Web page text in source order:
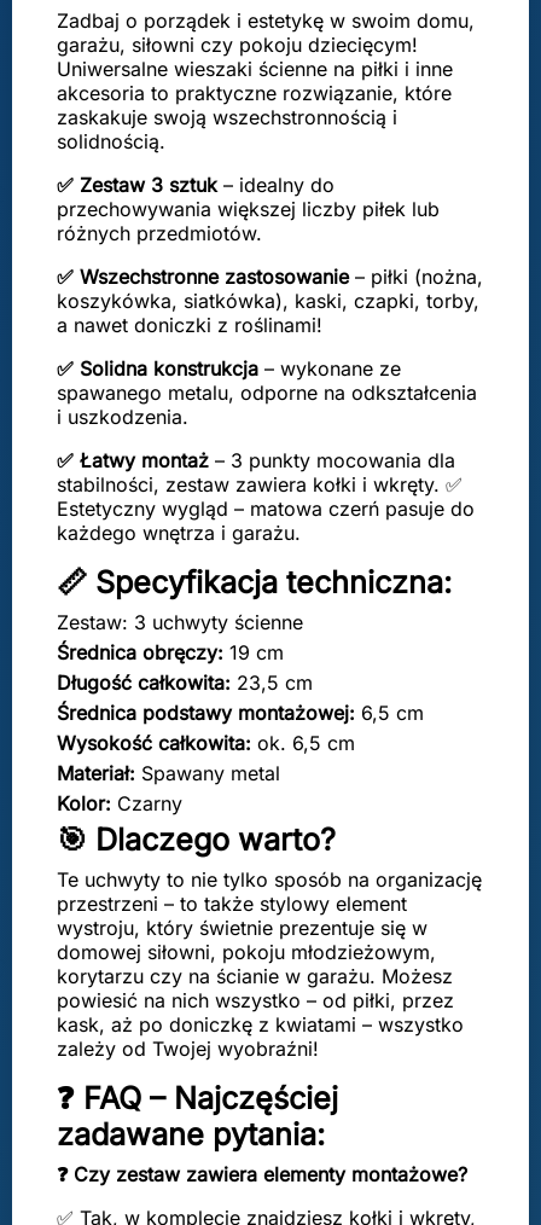
Zadbaj o porządek i estetykę w swoim domu,
garażu, siłowni czy pokoju dziecięcym!
Uniwersalne wieszaki ścienne na piłki i inne
akcesoria to praktyczne rozwiązanie, które
zaskakuje swoją wszechstronnością i
solidnością.
✅ Zestaw 3 sztuk– idealny do
przechowywania większej liczby piłek lub
różnych przedmiotów.
✅ Wszechstronne zastosowanie– piłki (nożna,
koszykówka, siatkówka), kaski, czapki, torby,
a nawet doniczki z roślinami!
✅ Solidna konstrukcja – wykonane ze
spawanego metalu, odporne na odkształcenia
i uszkodzenia.
✅ Łatwy montaż – 3 punkty mocowania dla
stabilności, zestaw zawiera kołki i wkręty. ✅
Estetyczny wygląd – matowa czerń pasuje do
każdego wnętrza i garażu.
📏 Specyfikacja techniczna:
Zestaw: 3 uchwyty ścienne
Średnica obręczy: 19 cm
Długość całkowita: 23,5 cm
Średnica podstawy montażowej: 6,5 cm
Wysokość całkowita: ok. 6,5 cm
Materiał: Spawany metal
Kolor: Czarny
🎯 Dlaczego warto?
Te uchwyty to nie tylko sposób na organizację
przestrzeni – to także stylowy element
wystroju, który świetnie prezentuje się w
domowej siłowni, pokoju młodzieżowym,
korytarzu czy na ścianie w garażu. Możesz
powiesić na nich wszystko – od piłki, przez
kask, aż po doniczkę z kwiatami – wszystko
zależy od Twojej wyobraźni!
❓ FAQ – Najczęściej
zadawane pytania:
❓ Czy zestaw zawiera elementy montażowe?
✅ Tak, w komplecie znajdziesz kołki i wkręty,